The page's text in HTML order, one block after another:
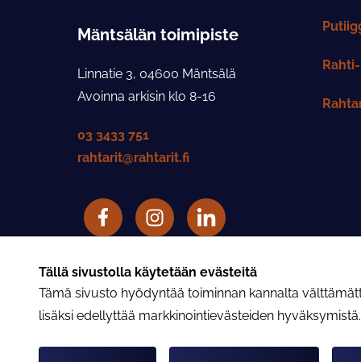
Tällä sivustolla käytetään evästeitä
Tämä sivusto hyödyntää toiminnan kannalta
lisäksi edellyttää markkinointievästeiden
Mäntsälän toimipiste
Linnatie 3, 04600 Mäntsälä
Avoinna arkisin klo 8-16
03 3433 751
rahtarit@rahtarit.fi
FacebookRahtarit ry Instagram-tili
LinkedIn
Rahtarit ry YouTube-tili